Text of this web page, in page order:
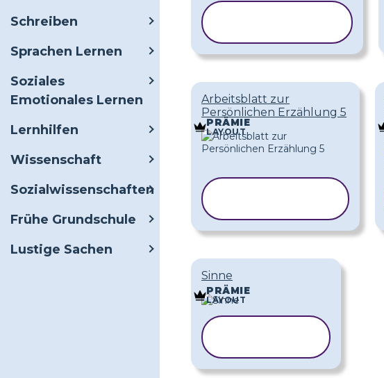
Schreiben
Sprachen Lernen
Soziales
Emotionales Lernen
Lernhilfen
Wissenschaft
Sozialwissenschaften
Frühe Grundschule
Lustige Sachen
Arbeitsblatt zur
Persönlichen Erzählung 5
PRÄMIE
LAYOUT
Sinne
PRÄMIE
LAYOUT